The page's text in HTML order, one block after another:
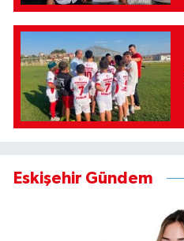
Eskişehir Gündem